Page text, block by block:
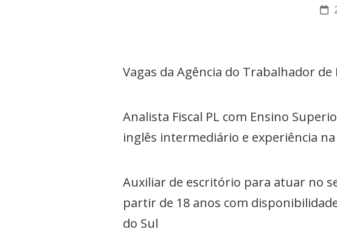
Vagas da Agência do Trabalhador
Analista Fiscal PL com Ensino
inglês intermediário e experiência
Auxiliar de escritório para atuar no
partir de 18 anos com
do Sul